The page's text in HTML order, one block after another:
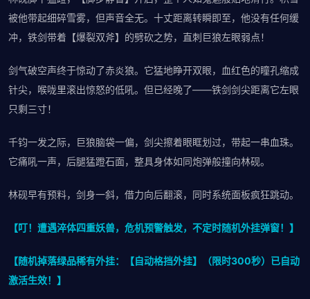
被他带起细碎雪雾，但声音全无。十丈距离转瞬即至，他没有任何缓
冲，铁剑带着【爆裂双斧】的劈砍之势，直刺巨狼左眼弱点！
剑气破空声终于惊动了赤炎狼。它猛地睁开双眼，血红色的瞳孔缩成
针尖，喉咙里滚出惊怒的低吼。但已经晚了——铁剑剑尖距离它左眼
只剩三寸！
千钧一发之际，巨狼脑袋一偏，剑尖擦着眼眶划过，带起一串血珠。
它痛吼一声，后腿猛蹬石面，整具身体如同炮弹般撞向林砚。
林砚早有预料，剑身一斜，借力向后翻滚，同时系统面板疯狂跳动。
【叮！遭遇淬体四重妖兽，危机预警触发，不定时随机外挂弹窗！】
【随机掉落绿品稀有外挂：【自动格挡外挂】（限时300秒）已自动
激活生效！】